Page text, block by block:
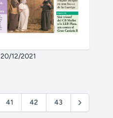
20/12/2021
41 42 43